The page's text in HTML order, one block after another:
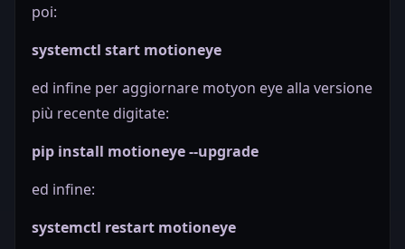
poi:
systemctl start motioneye
ed infine per aggiornare motyon eye alla versione
più recente digitate:
pip install motioneye --upgrade
ed infine:
systemctl restart motioneye